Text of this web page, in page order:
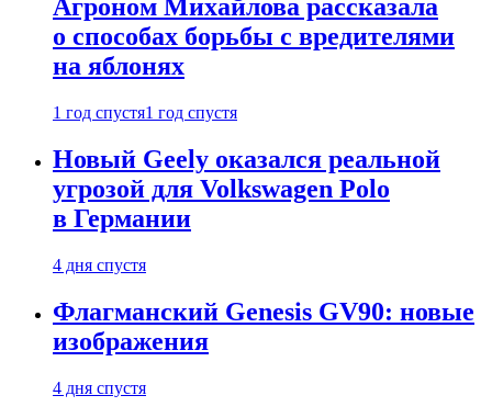
Агроном Михайлова рассказала
о способах борьбы с вредителями
на яблонях
1 год спустя1 год спустя
Новый Geely оказался реальной
угрозой для Volkswagen Polo
в Германии
4 дня спустя
Флагманский Genesis GV90: новые
изображения
4 дня спустя